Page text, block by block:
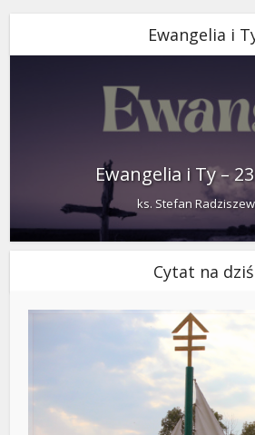
Ewangelia i
Ewangelia i Ty –
ks. Stefan
Cytat na dziś